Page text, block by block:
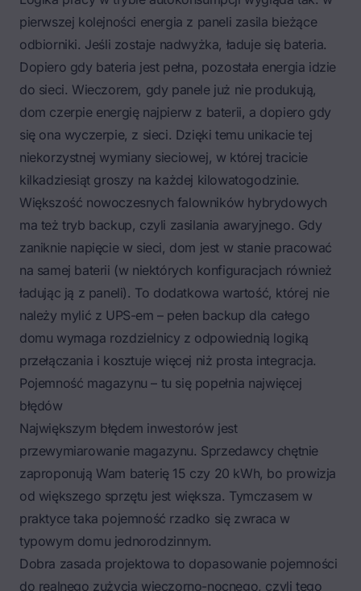
pierwszej kolejności energia z paneli zasila bieżące
odbiorniki. Jeśli zostaje nadwyżka, ładuje się bateria.
Dopiero gdy bateria jest pełna, pozostała energia idzie
do sieci. Wieczorem, gdy panele już nie produkują,
dom czerpie energię najpierw z baterii, a dopiero gdy
się ona wyczerpie, z sieci. Dzięki temu unikacie tej
niekorzystnej wymiany sieciowej, w której tracicie
kilkadziesiąt groszy na każdej kilowatogodzinie.
Większość nowoczesnych falowników hybrydowych
ma też tryb backup, czyli zasilania awaryjnego. Gdy
zaniknie napięcie w sieci, dom jest w stanie pracować
na samej baterii (w niektórych konfiguracjach również
ładując ją z paneli). To dodatkowa wartość, której nie
należy mylić z UPS-em – pełen backup dla całego
domu wymaga rozdzielnicy z odpowiednią logiką
przełączania i kosztuje więcej niż prosta integracja.
Pojemność magazynu – tu się popełnia najwięcej
błędów
Największym błędem inwestorów jest
przewymiarowanie magazynu. Sprzedawcy chętnie
zaproponują Wam baterię 15 czy 20 kWh, bo prowizja
od większego sprzętu jest większa. Tymczasem w
praktyce taka pojemność rzadko się zwraca w
typowym domu jednorodzinnym.
Dobra zasada projektowa to dopasowanie pojemności
do realnego zużycia wieczorno-nocnego, czyli tego